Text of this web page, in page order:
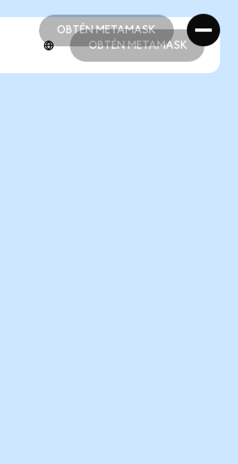
OBTÉN METAMASK
OBTÉN METAMASK
OBTÉN METAMASK